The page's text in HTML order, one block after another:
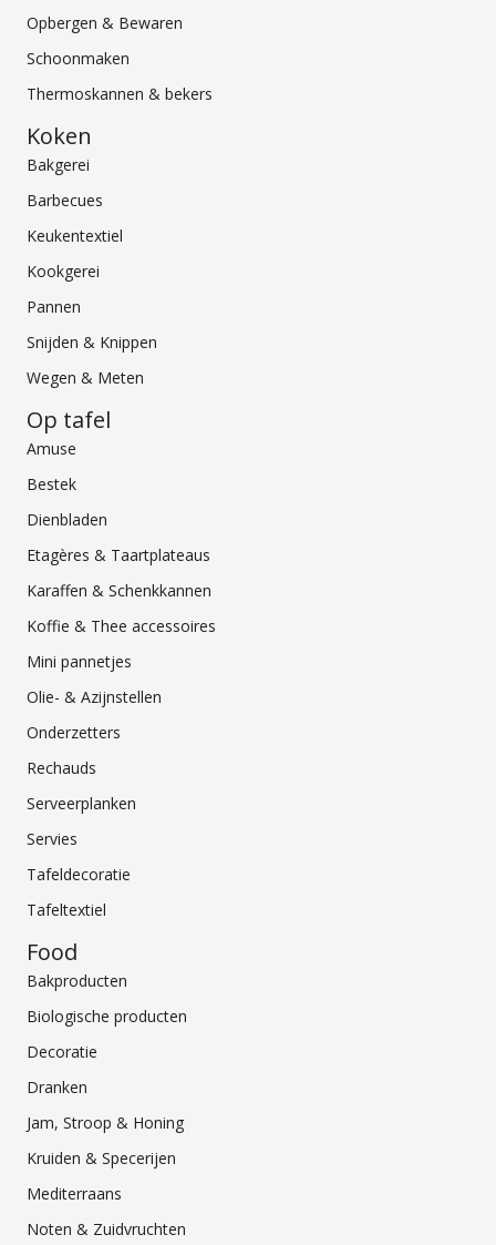
Opbergen & Bewaren
Schoonmaken
Thermoskannen & bekers
Koken
Bakgerei
Barbecues
Keukentextiel
Kookgerei
Pannen
Snijden & Knippen
Wegen & Meten
Op tafel
Amuse
Bestek
Dienbladen
Etagères & Taartplateaus
Karaffen & Schenkkannen
Koffie & Thee accessoires
Mini pannetjes
Olie- & Azijnstellen
Onderzetters
Rechauds
Serveerplanken
Servies
Tafeldecoratie
Tafeltextiel
Food
Bakproducten
Biologische producten
Decoratie
Dranken
Jam, Stroop & Honing
Kruiden & Specerijen
Mediterraans
Noten & Zuidvruchten